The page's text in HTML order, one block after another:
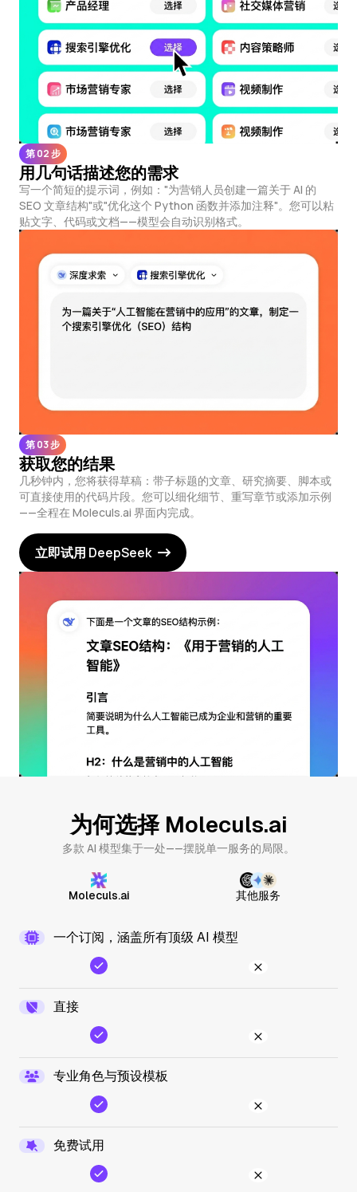
第 02 步
用几句话描述您的需求
写一个简短的提示词，例如："为营销人员创建一篇关于 AI 的
SEO 文章结构"或"优化这个 Python 函数并添加注释"。您可以粘
贴文字、代码或文档——模型会自动识别格式。
第 03 步
获取您的结果
几秒钟内，您将获得草稿：带子标题的文章、研究摘要、脚本或
可直接使用的代码片段。您可以细化细节、重写章节或添加示例
——全程在 Moleculs.ai 界面内完成。
立即试用 DeepSeek
为何选择 Moleculs.ai
多款 AI 模型集于一处——摆脱单一服务的局限。
Moleculs.ai 其他服务
一个订阅，涵盖所有顶级 AI 模型
直接
专业角色与预设模板
免费试用